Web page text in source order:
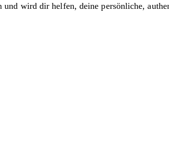
wird dir helfen, deine persönliche,